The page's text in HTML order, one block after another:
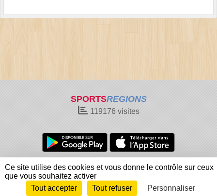
SPORTSREGIONS
119176 visites
Charte cookies
Gestion des cookies
Informations légales
Signaler un contenu inapproprié
Envie de participer ?
Connexion
Ce site utilise des cookies et vous donne le contrôle sur ceux
que vous souhaitez activer
Tout accepter
Tout refuser Personnaliser